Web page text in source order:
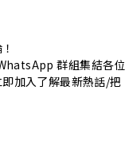
日子，令
群組集結各位
加入了解最新熱話/把